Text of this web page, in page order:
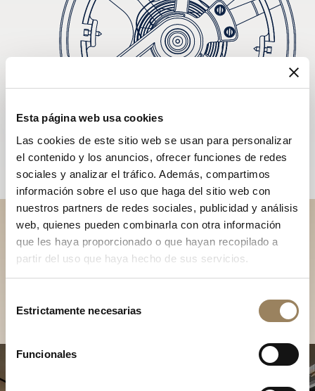
Esta página web usa cookies
Las cookies de este sitio web se usan para personalizar
el contenido y los anuncios, ofrecer funciones de redes
sociales y analizar el tráfico. Además, compartimos
información sobre el uso que haga del sitio web con
nuestros partners de redes sociales, publicidad y análisis
web, quienes pueden combinarla con otra información
que les haya proporcionado o que hayan recopilado a
partir del uso que haya hecho de sus servicios.
Estrictamente necesarias
Funcionales
Descubra nuestras
colecciones en boutique